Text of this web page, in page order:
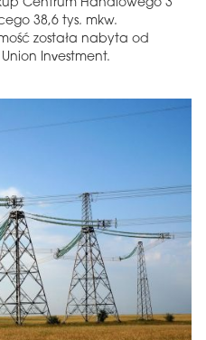
Centrum Handlowego 3
38,6 tys. mkw.
została nabyta od
Investment.